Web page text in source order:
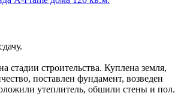
стадии строительства. Куплена земля,
поставлен фундамент, возведен
утеплитель, обшили стены и пол.